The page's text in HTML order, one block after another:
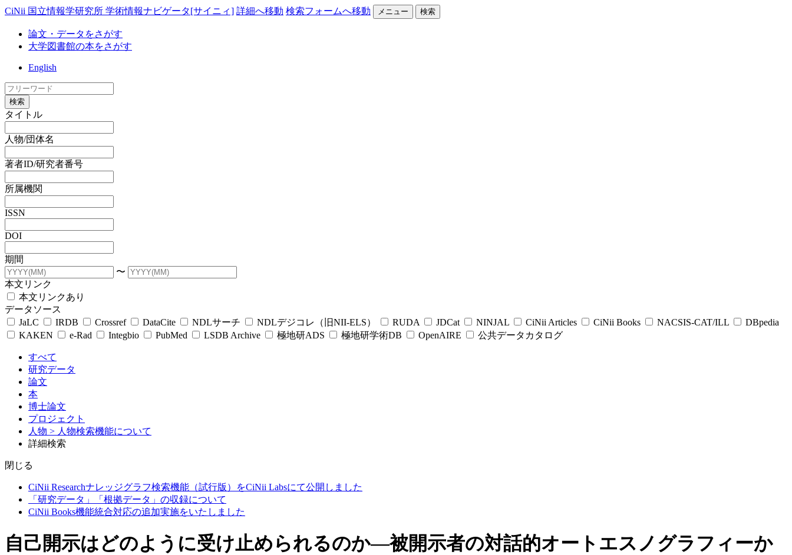
CiNii 国立情報学研究所 学術情報ナビゲータ[サイニィ] 詳細へ移動 検索フォームへ移動 メニュー 検索
論文・データをさがす
大学図書館の本をさがす
English
検索
タイトル
人物/団体名
著者ID/研究者番号
所属機関
ISSN
DOI
期間
〜
本文リンク
本文リンクあり
データソース
JaLC
IRDB Crossref DataCite NDLサーチ NDLデジコレ（旧NII-ELS） RUDA JDCat NINJAL CiNii Articles CiNii Books NACSIS-CAT/ILL
DBpedia
KAKEN
e-Rad Integbio PubMed LSDB Archive 極地研ADS 極地研学術DB OpenAIRE 公共データカタログ
すべて
研究データ
論文
本
博士論文
プロジェクト
人物 > 人物検索機能について
詳細検索
閉じる
CiNii Researchナレッジグラフ検索機能（試行版）をCiNii Labsにて公開しました
「研究データ」「根拠データ」の収録について
CiNii Books機能統合対応の追加実施をいたしました
自己開示はどのように受け止められるのか―被開示者の対話的オートエスノグラフィーか